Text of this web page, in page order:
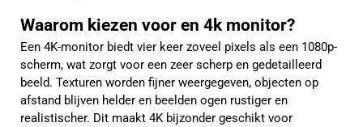
Waarom kiezen voor en 4k monitor?
Een 4K-monitor biedt vier keer zoveel pixels als een 1080p-
scherm, wat zorgt voor een zeer scherp en gedetailleerd
beeld. Texturen worden fijner weergegeven, objecten op
afstand blijven helder en beelden ogen rustiger en
realistischer. Dit maakt 4K bijzonder geschikt voor